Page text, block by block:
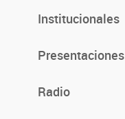
Institucionales
Presentaciones
Radio